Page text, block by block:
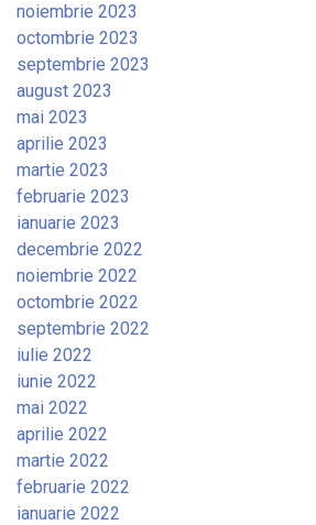
noiembrie 2023
octombrie 2023
septembrie 2023
august 2023
mai 2023
aprilie 2023
martie 2023
februarie 2023
ianuarie 2023
decembrie 2022
noiembrie 2022
octombrie 2022
septembrie 2022
iulie 2022
iunie 2022
mai 2022
aprilie 2022
martie 2022
februarie 2022
ianuarie 2022